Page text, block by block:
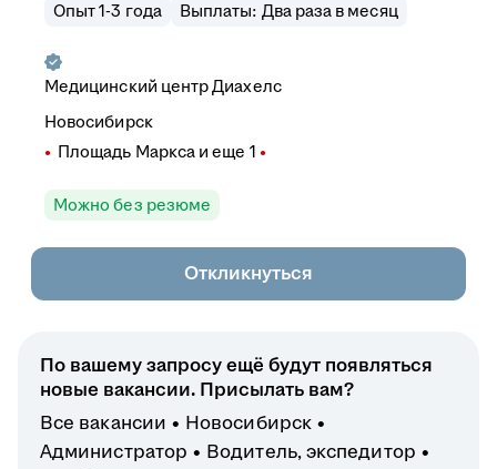
Опыт 1-3 года Выплаты: Два раза в месяц
Медицинский центр Диахелс
Новосибирск
Площадь Маркса и еще 1
Можно без резюме
Откликнуться
По вашему запросу ещё будут появляться
новые вакансии. Присылать вам?
Все вакансии
Новосибирск
Администратор
Водитель, экспедитор